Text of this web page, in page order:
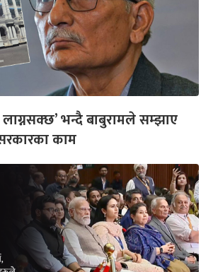
लाग्नसक्छ’ भन्दै बाबुरामले सम्झाए
काम